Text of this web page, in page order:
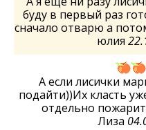
буду в первый раз
сначало отварю а
юлия
А если лисички
подайти))Их класть
отдельно
Лиза